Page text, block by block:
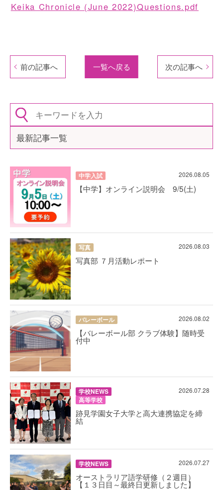
Keika Chronicle (June 2022)Questions.pdf
前の記事へ 一覧へ戻る 次の記事へ
最新記事一覧
中学入試 2026.08.05
【中学】オンライン説明会 9/5(土)
写真 2026.08.03
写真部 ７月活動レポート
バレーボール 2026.08.02
【バレーボール部 クラブ体験】随時受
付中
学校NEWS
高等学校
2026.07.28
跡見学園女子大学と高大連携協定を締
結
学校NEWS 2026.07.27
オーストラリア語学研修（２週目）
【１３日目～最終日更新しました】